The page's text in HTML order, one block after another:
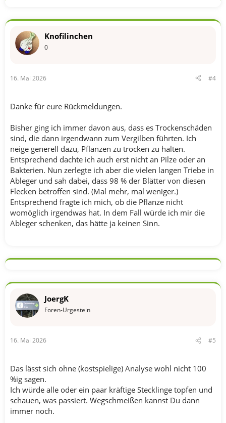
Knofilinchen
0
16. Mai 2026 #4
Danke für eure Rückmeldungen.
Bisher ging ich immer davon aus, dass es Trockenschäden
sind, die dann irgendwann zum Vergilben führten. Ich
neige generell dazu, Pflanzen zu trocken zu halten.
Entsprechend dachte ich auch erst nicht an Pilze oder an
Bakterien. Nun zerlegte ich aber die vielen langen Triebe in
Ableger und sah dabei, dass 98 % der Blätter von diesen
Flecken betroffen sind. (Mal mehr, mal weniger.)
Entsprechend fragte ich mich, ob die Pflanze nicht
womöglich irgendwas hat. In dem Fall würde ich mir die
Ableger schenken, das hätte ja keinen Sinn.
JoergK
Foren-Urgestein
16. Mai 2026 #5
Das lässt sich ohne (kostspielige) Analyse wohl nicht 100
%ig sagen.
Ich würde alle oder ein paar kräftige Stecklinge topfen und
schauen, was passiert. Wegschmeißen kannst Du dann
immer noch.